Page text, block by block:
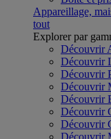
Appareillage,
tout
Explorer par
Découvrir
Découvrir
Découvrir
Découvrir
Découvrir
Découvrir
Découvrir
Découvrir